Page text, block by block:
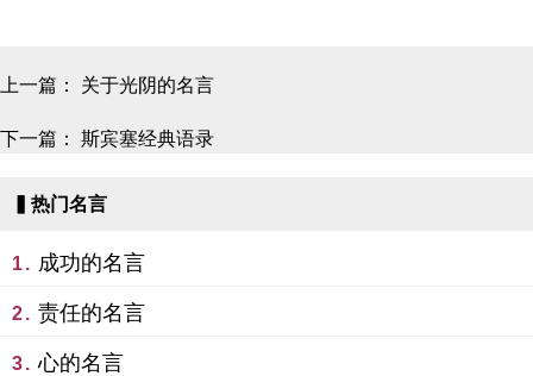
上一篇： 关于光阴的名言
下一篇： 斯宾塞经典语录
▍热门名言
1. 成功的名言
2. 责任的名言
3. 心的名言